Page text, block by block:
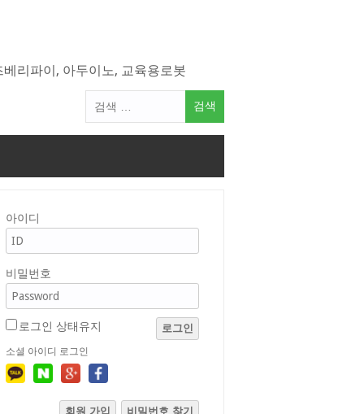
리파이, 아두이노, 교육용로봇
색
아이디
비밀번호
로그인 상태유지 로그인
소셜 아이디 로그인
회원 가입 비밀번호 찾기